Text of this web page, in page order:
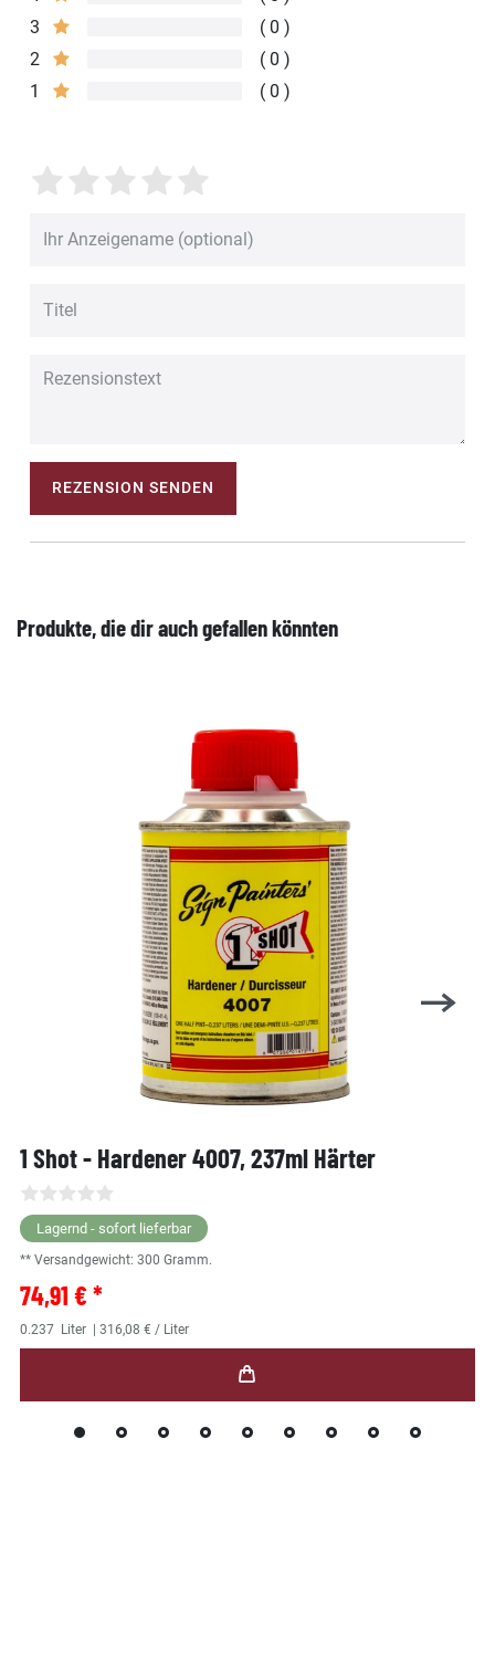
3
0
2
0
1
0
REZENSION SENDEN
Produkte, die dir auch gefallen könnten
1 Shot - Hardener 4007, 237ml Härter
Lagernd - sofort lieferbar
** Versandgewicht: 300 Gramm.
74,91 € *
0.237 Liter | 316,08 € / Liter